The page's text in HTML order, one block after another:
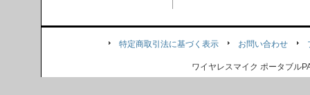
特定商取引法に基づく表示 お問い合わせ
ワイヤレスマイク ポータブル